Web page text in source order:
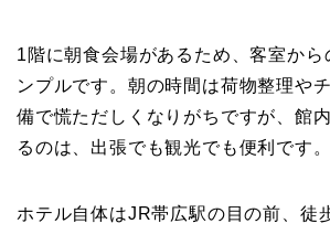
1階に朝食会場があるため、客室から
ンプルです。朝の時間は荷物整理や
備で慌ただしくなりがちですが、館
るのは、出張でも観光でも便利です。
ホテル自体はJR帯広駅の目の前、徒